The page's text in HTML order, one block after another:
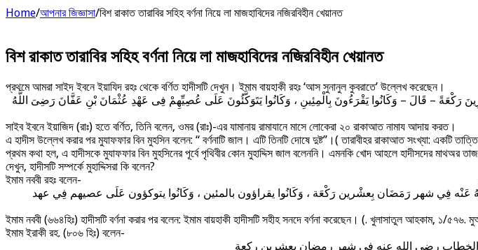
Home/আপনার জিজ্ঞাসা/বিশ রাকাত তারাবির সহিহ বর্ণনা নিয়ে লা মাজহাবিদের নজিরবিহীন খেয়ানত
বিশ রাকাত তারাবির সহিহ বর্ণনা নিয়ে লা মাজহাবিদের নজিরবিহীন খেয়ানত
প্রথমে আমরা সাইদ ইবনে ইয়াযিদ রহঃ থেকে বর্ণিত হাদীসটি দেখুন। ইমাম বায়হাকী রহঃ ‘আস সুনানুল কুবরাতে’ উল্লেখ করেছেন।
– قَالَ – وَكَانُوا يَقْرَءُونَ بِالْمِئِينِ ، وَكَانُوا يَتَوَكَّئُونَ عَلَى عُصِيِّهِمْ فِى عَهْدِ عُثْمَانَ بْنِ عَفَّانَ رَضِىَ اللَّهُ
সাইব ইবনে ইয়াজিদ (রাঃ) হতে বর্ণিত, তিনি বলেন, ওমর (রাঃ)-এর যামানায় রামাযানে মাসে লোকেরা ২০ রাকাআত নামায আদায় করত।
এ হাদীস উল্লেখ করার পর মুযাফফার বিন মুহসিন বলেন: “ বর্ণনাটি জাল। এটি তিনটি দোষে দুষ্ট”।( তারাবীহর রাকাআত সংখ্যা: একটি
প্রথম কথা হল, এ হাদীসকে মুযাফফার বিন মুহসিনের পূর্বে পৃথিবীর কোন মুহাদ্দিস জাল বলেননি। এমনকি খোদ আহলে হাদীসদের মাথঅর
দেখুন, হাদীসটি সম্পর্কে মুহাদ্দিসরা কি বলেন?
ইমাম নববী রহঃ বলেন-
فِي شهر رَمَضَان بِعشْرين رَكْعَة ، وَكَانُوا يقراؤون بالمئين ، وَكَانُوا يتوكؤون عَلَى عصيهم فِي عهد
ইমাম নববী (৬৬৪হিঃ) হাদীসটি বর্ণনা করার পর বলেন: ইমাম বায়হাকী হাদীসটি সহীহ সনদে বর্ণনা করেছেন। (. খুলাসাতুল আহকাম, ১/৫৭৬.
ইমাম ইরাকী রহ. (৮০৬ হিঃ) বলেন-
الخطاب رضي الله عنه في شهر رمضان بعشرين ركعة